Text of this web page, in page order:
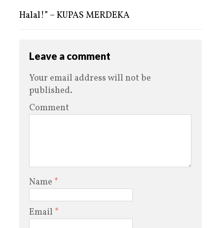
Halal!” – KUPAS MERDEKA
Leave a comment
Your email address will not be
published.
Comment
Name *
Email *